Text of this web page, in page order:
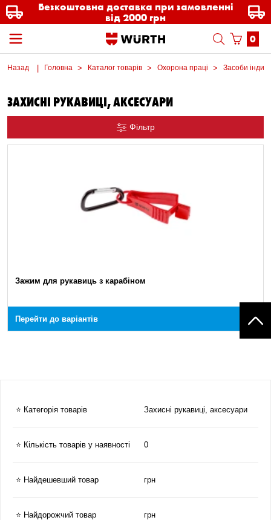
Безкоштовна доставка при замовленні
від 2000 грн
0
Назад Головна Каталог товарів Охорона праці Засоби
ЗАХИСНІ РУКАВИЦІ, АКСЕСУАРИ
Фільтр
Зажим для рукавиць з карабіном
Перейти до варіантів
⭐ Категорія товарів Захисні рукавиці, аксесуари
⭐ Кількість товарів у наявності 0
⭐ Найдешевший товар грн
⭐ Найдорожчий товар грн